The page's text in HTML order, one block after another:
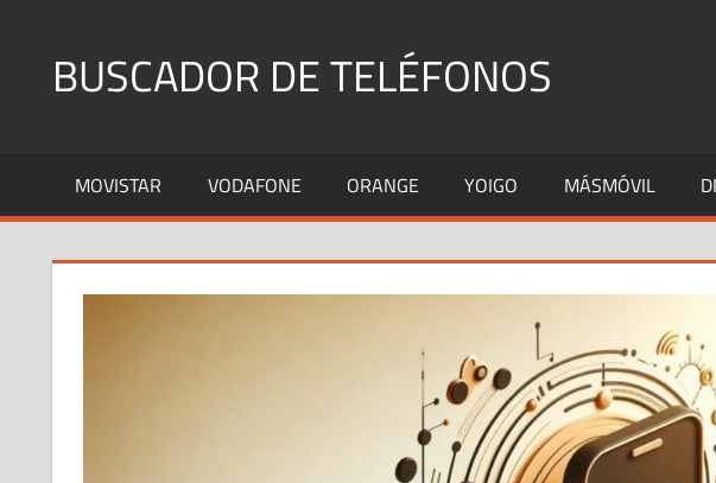
contenidoBUSCADOR DE TELÉFONOS
Fijos
y
MOVISTAR VODAFONE ORANGE YOIGO MÁSMÓVIL